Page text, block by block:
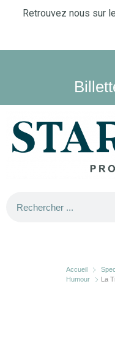
Retrouvez nous sur
Accueil
Humour
La